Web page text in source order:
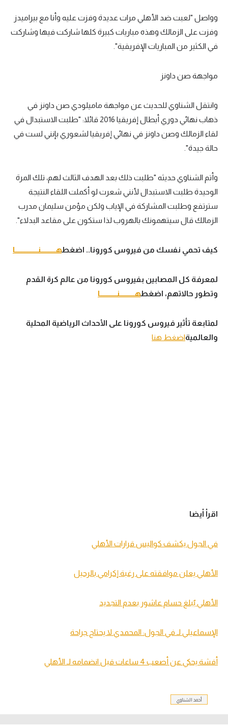
تحقيق في الجول
تقرير في الجول
حكايات في الجول
فيديو في الجول
وواصل "لعبت ضد الأهلي مرات عديدة وفزت عليه وأنا مع بيراميدز
وفزت على الزمالك وهذه مباريات كبيرة كلها شاركت فيها وشاركت
في الكثير من المباريات الإفريقية".
مواجهة صن داونز
وانتقل الشناوي للحديث عن مواجهة ماميلودي صن داونز في
ذهاب نهائي دوري أبطال إفريقيا 2016 قائلا: "طلبت الاستبدال في
لقاء الزمالك وصن داونز في نهائي إفريقيا لشعوري بإنني لست في
حالة جيدة".
وأتم الشناوي حديثه "طلبت ذلك بعد الهدف الثالث لهم، تلك المرة
الوحيدة طلبت الاستبدال لأنني شعرت لو أكملت اللقاء النتيجة
سترتفع وطلبت المشاركة في الإياب ولكن مؤمن سليمان مدرب
الزمالك قال سيتهمونك بالهروب لذا ستكون على مقاعد البدلاء".
كيف تحمي نفسك من فيروس كورونا.. اضغطهــــــــــنـــــــــــــــا
لمعرفة كل المصابين بفيروس كورونا من عالم كرة القدم
وتطور حالاتهم، اضغطهــــــــــنـــــــــــا
لمتابعة تأثير فيروس كورونا على الأحداث الرياضية المحلية
والعالميةاضغط هنا
اقرأ أيضا
في الجول يكشف كواليس قرارات الأهلي
الأهلي يعلن موافقته على رغبة إكرامي بالرحيل
الأهلي يٌبلغ حسام عاشور بعدم التجديد
الإسماعيلي لـ في الجول: المحمدي لا يحتاج جراحة
أفشة يحكي عن أصعب 4 ساعات قبل انضمامه لـ الأهلي
أحمد الشناوي